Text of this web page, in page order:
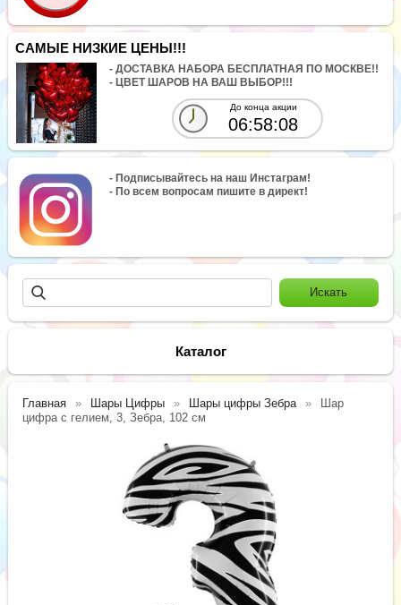
САМЫЕ НИЗКИЕ ЦЕНЫ!!!
- ДОСТАВКА НАБОРА БЕСПЛАТНАЯ ПО МОСКВЕ!!
- ЦВЕТ ШАРОВ НА ВАШ ВЫБОР!!!
До конца акции
06:58:08
- Подписывайтесь на наш Инстаграм!
- По всем вопросам пишите в директ!
Каталог
Главная Шары Цифры Шары цифры Зебра
Шар
цифра с гелием, 3, Зебра, 102 см